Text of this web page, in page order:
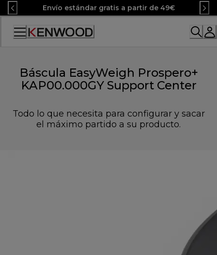
Skip
to
Content
Envío estándar gratis a partir de 49€
Accessibility
Báscula EasyWeigh Prospero+
KAP00.000GY Support Center
Todo lo que necesita para configurar y sacar
el máximo partido a su producto.